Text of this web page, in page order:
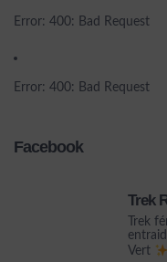
Error: 400: Bad Request
Error: 400: Bad Request
Facebook
Trek
Trek
Vert